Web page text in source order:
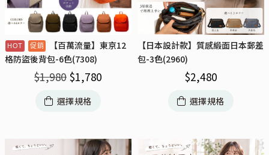
【百萬流量】東京12
格防盜後背包-6色(7308)
$1,980 $1,780
選擇規格
【日本設計款】質感緞面日本郵差
包-3色(2960)
$2,480
選擇規格